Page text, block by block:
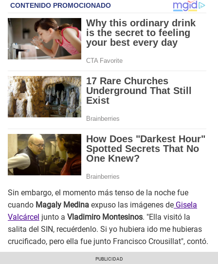
Sin embargo, el momento más tenso de la noche fue
cuando Magaly Medina expuso las imágenes de Gisela
Valcárcel junto a Vladimiro Montesinos. "Ella visitó la
salita del SIN, recuérdenlo. Si yo hubiera ido me hubieras
crucificado, pero ella fue junto Francisco Crousillat", contó.